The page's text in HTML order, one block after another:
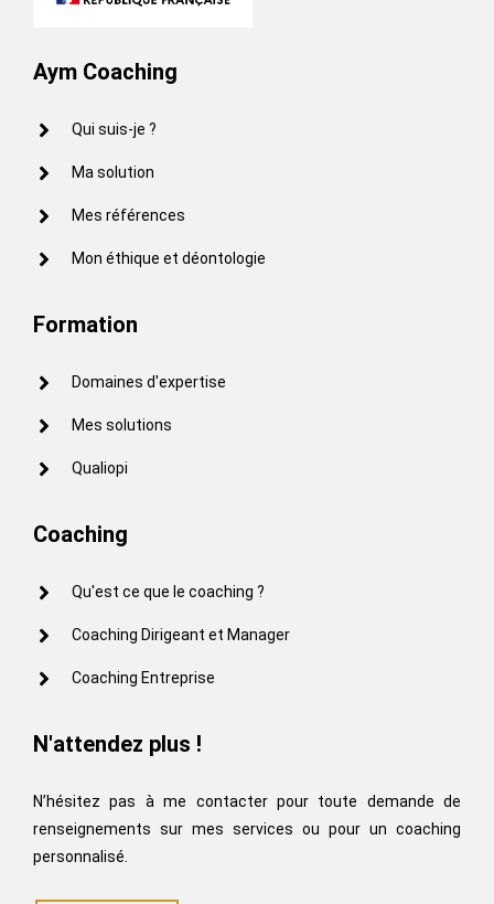
Aym Coaching
Qui suis-je ?
Ma solution
Mes références
Mon éthique et déontologie
Formation
Domaines d'expertise
Mes solutions
Qualiopi
Coaching
Qu'est ce que le coaching ?
Coaching Dirigeant et Manager
Coaching Entreprise
N'attendez plus !
N’hésitez pas à me contacter pour toute demande de
renseignements sur mes services ou pour un coaching
personnalisé.